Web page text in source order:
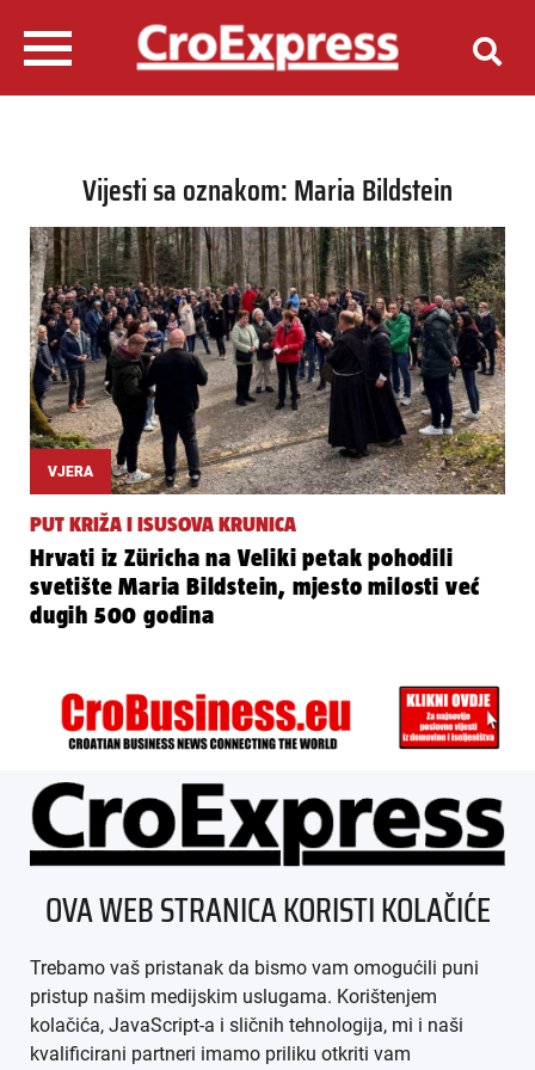
Vijesti sa oznakom: Maria Bildstein
VJERA
PUT KRIŽA I ISUSOVA KRUNICA
Hrvati iz Züricha na Veliki petak pohodili
svetište Maria Bildstein, mjesto milosti već
dugih 500 godina
ÜBER UNS
IMPRESSUM
AGB
DATENSCHUTZ
OVA WEB STRANICA KORISTI KOLAČIĆE
Trebamo vaš pristanak da bismo vam omogućili puni
pristup našim medijskim uslugama. Korištenjem
kolačića, JavaScript-a i sličnih tehnologija, mi i naši
kvalificirani partneri imamo priliku otkriti vam